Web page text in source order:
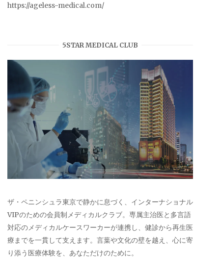
https://ageless-medical.com/
5STAR MEDICAL CLUB
ザ・ペニンシュラ東京で静かに息づく、インターナショナル
VIPのための会員制メディカルクラブ。専属主治医と多言語
対応のメディカルケースワーカーが連携し、健診から再生医
療までを一貫して支えます。言葉や文化の壁を越え、心に寄
り添う医療体験を、あなただけのために。